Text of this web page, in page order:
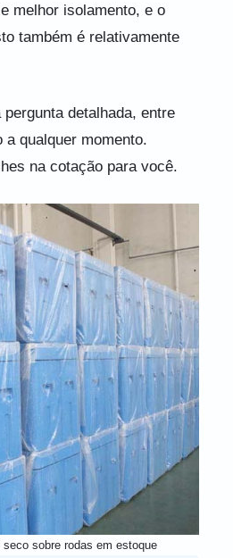
melhor isolamento, e o
também é relativamente
detalhada, entre
qualquer momento.
na cotação para você.
sobre rodas em estoque